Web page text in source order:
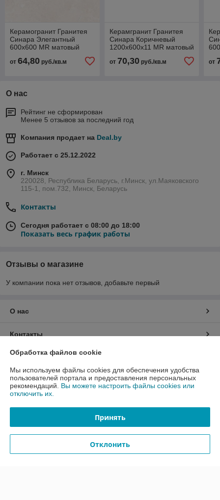
Керамогранит Гранитея
Синара Элегантный
600х600 MR матовый
от 64,80 руб./кв.м
Керамгранит Гранитея
Синара Коричневый
1200х600х11 MR матовый
от 70,30руб./кв.м от
О нас
Рейтинг не сформирован
Менее 5 отзывов за последний год
Компания продает на Deal.by
Работает с 25.12.2022
г. Минск
220028, Республика Беларусь, г.Минск, ул.Маяковского
115-1, пом.732, Минск, Беларусь
Контакты
Сегодня работает с 08:00 до 18:00
Показать весь график работы
Отзывы о магазине
У компании пока нет отзывов, добавьте первый
О нас
Контакты
Доставка и оплата
График работы
Политика обработки cookies
Сайт создан на платформе Deal.by
Обработка файлов cookie
Мы используем файлы cookies для обеспечения удобства
пользователей портала и предоставления персональных
рекомендаций. Вы можете настроить файлы cookies или
отключить их.
Принять
Отклонить